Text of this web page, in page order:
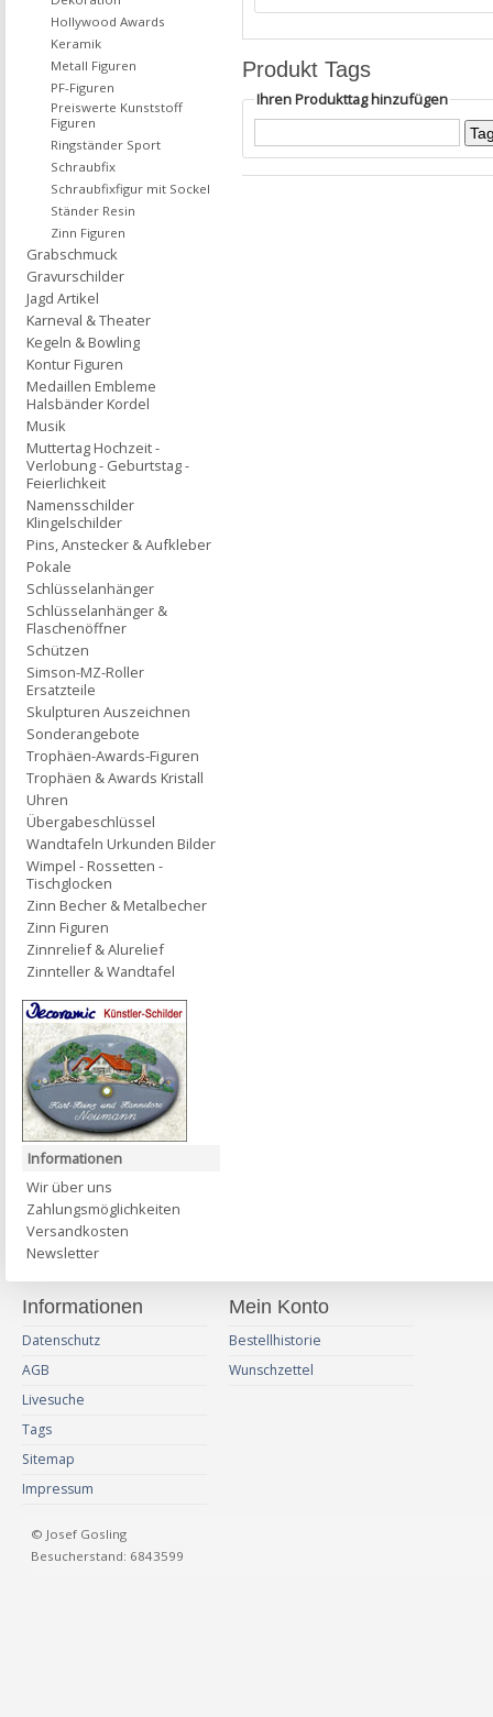
Produkt Tags
Ihren Produkttag hinzufügen
Hollywood Awards
Keramik
Metall Figuren
PF-Figuren
Preiswerte Kunststoff
Figuren
Ringständer Sport
Schraubfix
Schraubfixfigur mit Sockel
Ständer Resin
Zinn Figuren
Grabschmuck
Gravurschilder
Jagd Artikel
Karneval & Theater
Kegeln & Bowling
Kontur Figuren
Medaillen Embleme
Halsbänder Kordel
Musik
Muttertag Hochzeit -
Verlobung - Geburtstag -
Feierlichkeit
Namensschilder
Klingelschilder
Pins, Anstecker & Aufkleber
Pokale
Schlüsselanhänger
Schlüsselanhänger &
Flaschenöffner
Schützen
Simson-MZ-Roller
Ersatzteile
Skulpturen Auszeichnen
Sonderangebote
Trophäen-Awards-Figuren
Trophäen & Awards Kristall
Uhren
Übergabeschlüssel
Wandtafeln Urkunden Bilder
Wimpel - Rossetten -
Tischglocken
Zinn Becher & Metalbecher
Zinn Figuren
Zinnrelief & Alurelief
Zinnteller & Wandtafel
Informationen
Wir über uns
Zahlungsmöglichkeiten
Versandkosten
Newsletter
Informationen
Datenschutz
AGB
Livesuche
Tags
Sitemap
Impressum
Mein Konto
Bestellhistorie
Wunschzettel
© Josef Gosling
Besucherstand: 6843599